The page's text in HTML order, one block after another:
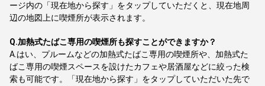
ージ内の「現在地から探す」をタップしていただくと、現在地周
辺の地図上に喫煙所が表示されます。
Q.加熱式たばこ専用の喫煙所も探すことができますか？
A. はい、プルームなどの加熱式たばこ専用の喫煙所や、加熱式た
ばこ専用の喫煙スペースを設けたカフェや居酒屋などに絞った検
索も可能です。「現在地から探す」をタップしていただいた先で